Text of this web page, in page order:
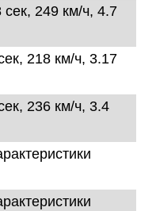
сек, 249 км/ч, 4.7
218 км/ч, 3.17
236 км/ч, 3.4